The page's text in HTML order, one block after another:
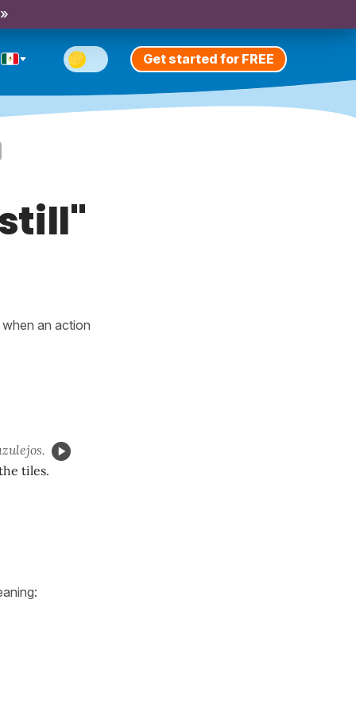
Get started for FREE
when an action
tiles.